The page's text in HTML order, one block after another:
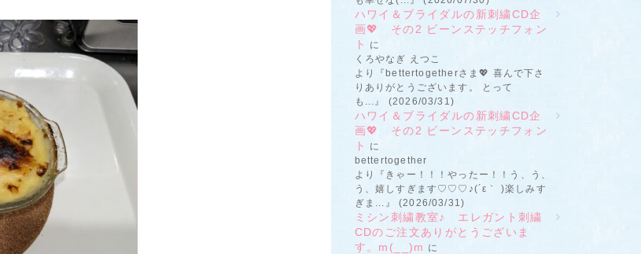
ハワイ＆ブライダルの新刺繍CD企
画💖 その2 ビーンステッチフォン
ト
に
くろやなぎ えつこ
より『bettertogetherさま💖 喜んで下さ
りありがとうございます。 とって
も...』 (2026/03/31)
ハワイ＆ブライダルの新刺繍CD企
画💖 その2 ビーンステッチフォン
ト
に
bettertogether
より『きゃー！！！やったー！！う、う、
う、嬉しすぎます♡♡♡♪(´ε｀ )楽しみす
ぎま...』 (2026/03/31)
ミシン刺繍教室♪ エレガント刺繍
CDのご注文ありがとうございま
す。m(__)m に